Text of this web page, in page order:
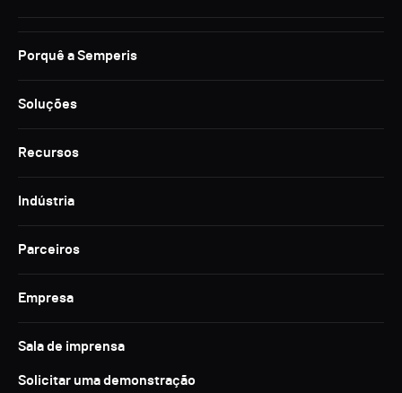
Porquê a Semperis
Soluções
Recursos
Indústria
Parceiros
Empresa
Sala de imprensa
Solicitar uma demonstração